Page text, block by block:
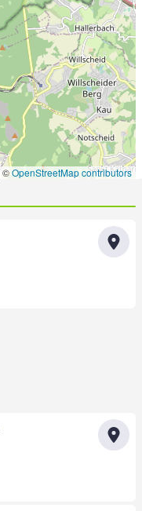
©OpenStreetMap contributors